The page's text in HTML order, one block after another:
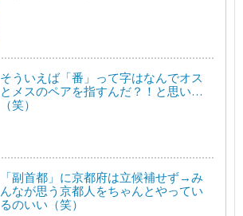
そういえば「番」って字はなんでオス
とメスのペアを指すんだ？！と思い…
（笑）
「副首都」に京都府は立候補せず→み
んなが思う京都人をちゃんとやってい
るのいい（笑）